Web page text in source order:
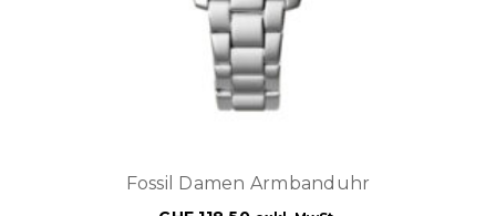
Fossil Damen Armbanduhr